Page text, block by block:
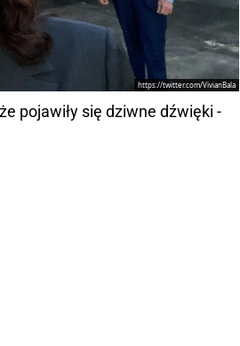
https://twitter.com/VivianBala
pojawiły się dziwne dźwięki -